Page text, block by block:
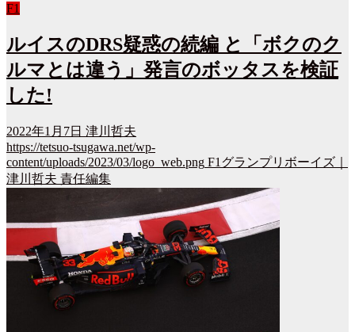
F1
ルイスのDRS疑惑の続編 と「ボクのク
ルマとは違う」発言のボッタスを検証
した!
2022年1月7日 津川哲夫
https://tetsuo-tsugawa.net/wp-
content/uploads/2023/03/logo_web.png F1グランプリボーイズ｜
津川哲夫 責任編集